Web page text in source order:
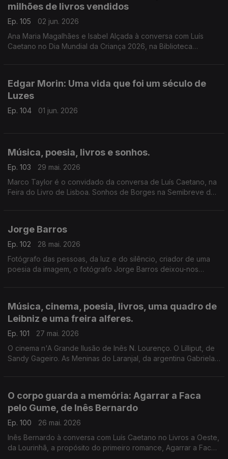
milhões de livros vendidos
Ep. 105
02 jun. 2026
Ana Maria Magalhães e Isabel Alçada à conversa com Luís
Caetano no Dia Mundial da Criança 2026, na Biblioteca
Edgar Morin: Uma vida que foi um século de
Luzes
Ep. 104 01 jun. 2026
Música, poesia, livros e sonhos.
Ep. 103
29 mai. 2026
Marco Taylor é o convidado da conversa de Luís Caetano, na
Feira do Livro de Lisboa. Sonhos de Borges na Semibreve de
Jorge Barros
Ep. 102
28 mai. 2026
Fotógrafo das pessoas, da luz e do silêncio, criador de uma
poesia da imagem, o fotógrafo Jorge Barros deixou-nos
Música, cinema, poesia, livros, uma quadro de
Leibniz e uma freira alferes.
Ep. 101
27 mai. 2026
O cinema n'A Grande Ilusão de Inês N. Lourenço. O Lilliput, de
Sandy Gageiro. As Meninas do Laranjal, da argentina Gabriela
O corpo guarda a memória: Agarrar a Faca
pelo Gume, de Inês Bernardo
Ep. 100
26 mai. 2026
Inês Bernardo à conversa com Luís Caetano no Livros a Oeste,
da Lourinhã, a propósito do primeiro romance, Agarrar a Faca